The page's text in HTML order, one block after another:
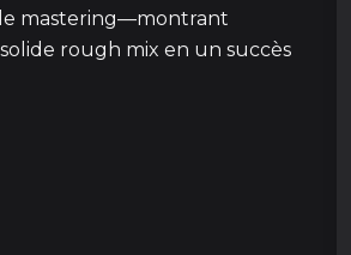
le mastering—montrant
rough mix en un succès